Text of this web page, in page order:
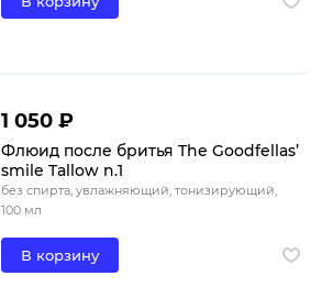
1 050 ₽
Флюид после бритья The Goodfellas’
smile Tallow n.1
без спирта, увлажняющий, тонизирующий,
100 мл
В корзину